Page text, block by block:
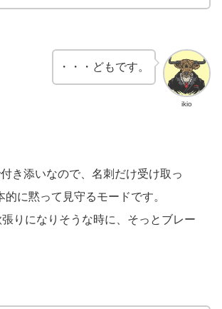
ikio
・・・どもです。
き添いなので、名刺だけ受け取っ
的に黙って見守るモードです。
りになりそうな時に、そっとブレー